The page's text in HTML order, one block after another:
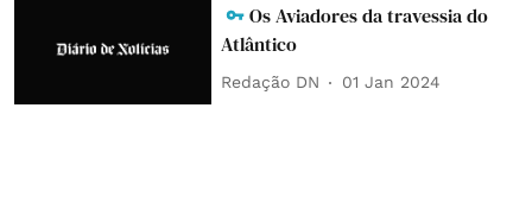
Os Aviadores da travessia do
Atlântico
Redação DN 01 Jan 2024